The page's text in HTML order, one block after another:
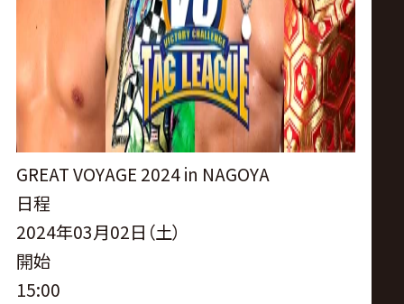
公
式
サ
イ
ト
GREAT VOYAGE 2024 in NAGOYA
日程
2024年03月02日（土）
開始
15:00